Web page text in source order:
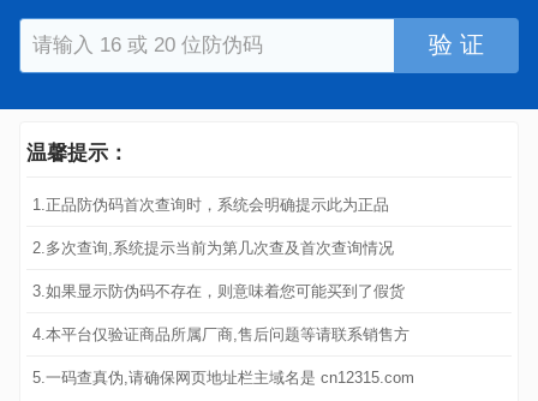
验 证
温馨提示：
1.正品防伪码首次查询时，系统会明确提示此为正品
2.多次查询,系统提示当前为第几次查及首次查询情况
3.如果显示防伪码不存在，则意味着您可能买到了假货
4.本平台仅验证商品所属厂商,售后问题等请联系销售方
5.一码查真伪,请确保网页地址栏主域名是 cn12315.com